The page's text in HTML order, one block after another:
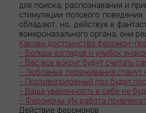
для поиска, распознавания и
стимуляции полового
обладают, но, действуя в
вомероназального органа, они
Каковы достоинства феромон-
- Больше взглядов и улыбок
- Вас все вокруг будут считать
- Любовные переживания станут
- Противоположный пол будет
- Ваша уверенность в себе не
- Феромоны. Их работа
Действие феромонов